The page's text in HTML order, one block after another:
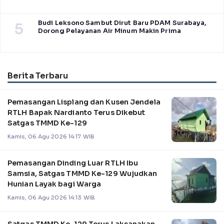
5
Budi Leksono Sambut Dirut Baru PDAM Surabaya,
Dorong Pelayanan Air Minum Makin Prima
Berita Terbaru
Pemasangan Lisplang dan Kusen Jendela
RTLH Bapak Nardianto Terus Dikebut
Satgas TMMD Ke-129
Kamis, 06 Agu 2026 14:17 WIB
Pemasangan Dinding Luar RTLH Ibu
Samsia, Satgas TMMD Ke-129 Wujudkan
Hunian Layak bagi Warga
Kamis, 06 Agu 2026 14:13 WIB